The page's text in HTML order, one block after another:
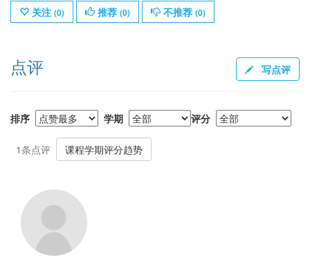
关注 (0) 推荐 (0) 不推荐 (0)
点评 写点评
排序 学期 评分
1条点评 课程学期评分趋势